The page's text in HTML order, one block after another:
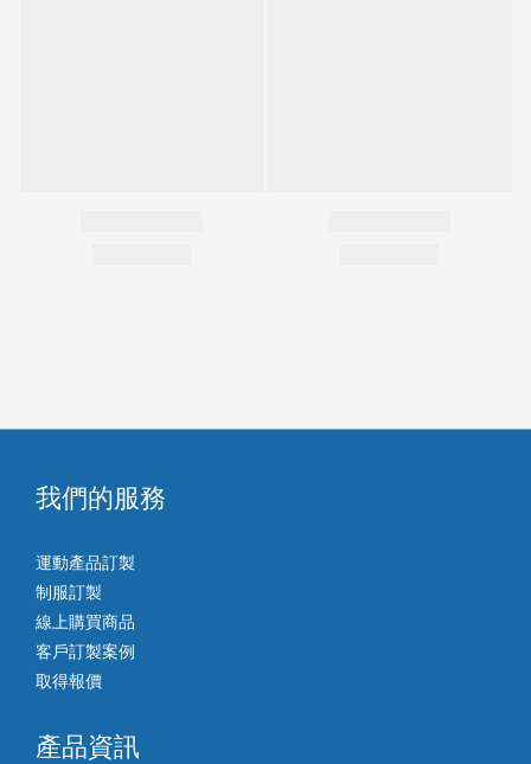
我們的服務
運動產品訂製
制服訂製
線上購買商品
客戶訂製案例
取得報價
產品資訊